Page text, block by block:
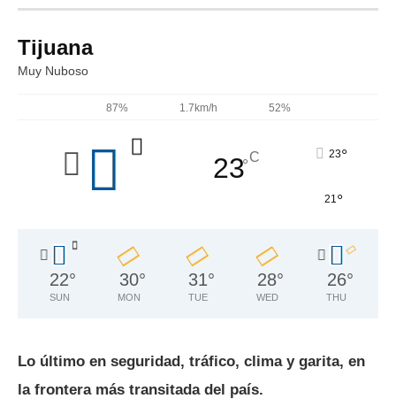
Tijuana
Muy Nuboso
87% 1.7km/h 52%
23°C 23°
21°
22°
SUN
30°
MON
31°
TUE
28°
WED
26°
THU
Lo último en seguridad, tráfico, clima y garita, en
la frontera más transitada del país.